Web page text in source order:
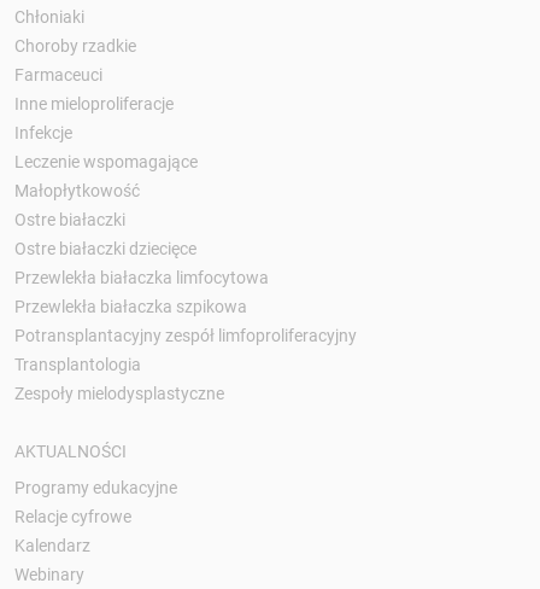
Chłoniaki
Choroby rzadkie
Farmaceuci
Inne mieloproliferacje
Infekcje
Leczenie wspomagające
Małopłytkowość
Ostre białaczki
Ostre białaczki dziecięce
Przewlekła białaczka limfocytowa
Przewlekła białaczka szpikowa
Potransplantacyjny zespół limfoproliferacyjny
Transplantologia
Zespoły mielodysplastyczne
AKTUALNOŚCI
Programy edukacyjne
Relacje cyfrowe
Kalendarz
Webinary